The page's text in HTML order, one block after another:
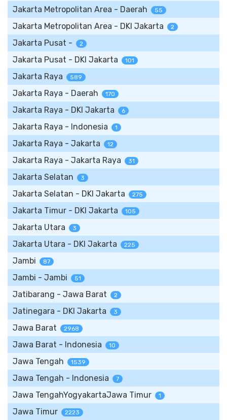
Jakarta Metropolitan Area - Daerah 55
Jakarta Metropolitan Area - DKI Jakarta 2
Jakarta Pusat - 2
Jakarta Pusat - DKI Jakarta 101
Jakarta Raya 589
Jakarta Raya - Daerah 170
Jakarta Raya - DKI Jakarta 6
Jakarta Raya - Indonesia 1
Jakarta Raya - Jakarta 12
Jakarta Raya - Jakarta Raya 31
Jakarta Selatan 3
Jakarta Selatan - DKI Jakarta 275
Jakarta Timur - DKI Jakarta 105
Jakarta Utara 3
Jakarta Utara - DKI Jakarta 225
Jambi 87
Jambi - Jambi 51
Jatibarang - Jawa Barat 2
Jatinegara - DKI Jakarta 3
Jawa Barat 2968
Jawa Barat - Indonesia 10
Jawa Tengah 1539
Jawa Tengah - Indonesia 7
Jawa TengahYogyakartaJawa Timur 1
Jawa Timur 2223